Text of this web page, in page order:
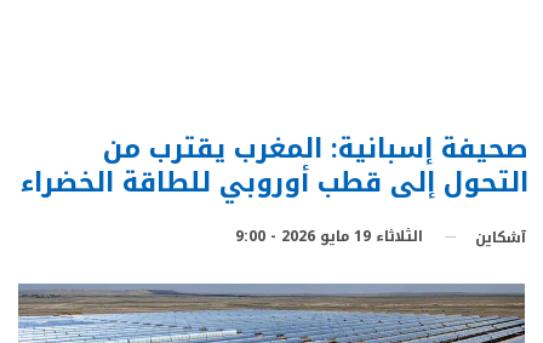
صحيفة إسبانية: المغرب يقترب من
التحول إلى قطب أوروبي للطاقة الخضراء
آشكاين الثلاثاء 19 مايو 2026 - 9:00